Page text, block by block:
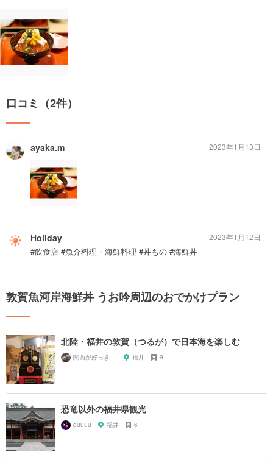
口コミ（2件）
ayaka.m 2023年1月13日
Holiday
#飲食店 #魚介料理・海鮮料理 #丼もの #海鮮丼
2023年1月12日
敦賀魚河岸海鮮丼 うお吟周辺のおでかけプラン
北陸・福井の敦賀（つるが）で日本海を楽しむ
関西が好っきゃねん 福井 9
恐竜以外の福井県観光
guuuu 福井 6